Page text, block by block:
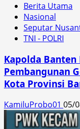
Berita Utama
Nasional
Seputar
TNI - POLRI
Kapolda
Pembangunan
Kota Provinsi
KamiluProbo01 05/